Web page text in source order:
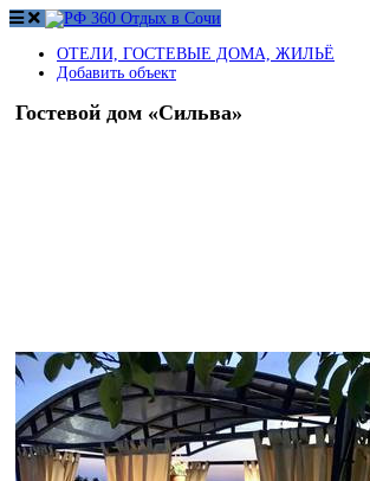
ОТЕЛИ, ГОСТЕВЫЕ ДОМА, ЖИЛЬЁ
Добавить объект
Гостевой дом «Сильва»